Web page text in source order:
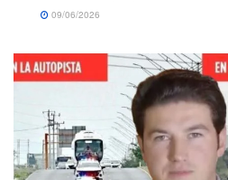
09/06/2026